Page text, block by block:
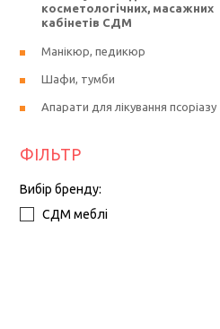
косметологічних, масажних
кабінетів СДМ
Манікюр, педикюр
Шафи, тумби
Апарати для лікування псоріазу
ФІЛЬТР
Вибір бренду:
СДМ меблі